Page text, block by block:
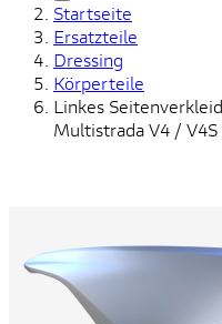
Startseite
Ersatzteile
Dressing
Körperteile
Linkes
Multistrada V4 / V4S